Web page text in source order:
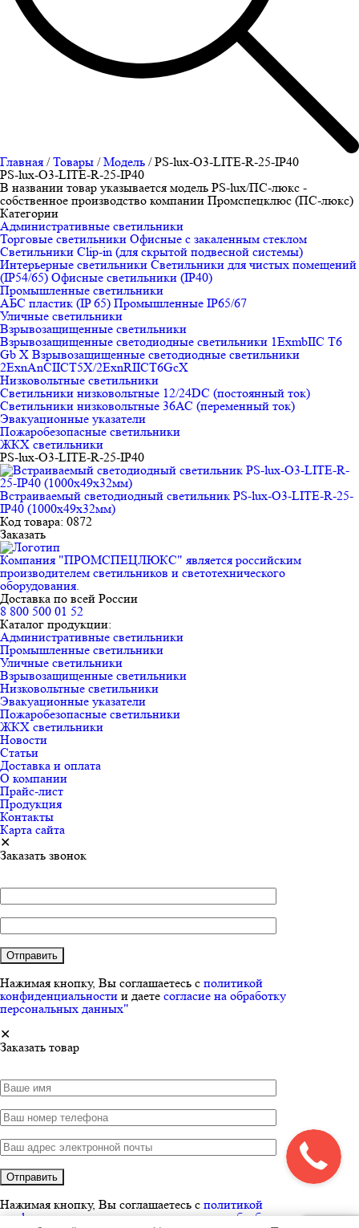
Главная /Товары /Модель /PS-lux-O3-LITE-R-25-IP40
PS-lux-O3-LITE-R-25-IP40
В названии товар указывается модель PS-lux/ПС-люкс -
собственное производство компании Промспецклюс (ПС-люкс)
Категории
Административные светильники
Торговые светильники Офисные с закаленным стеклом
Светильники Clip-in (для скрытой подвесной системы)
Интерьерные светильники Светильники для чистых помещений
(IP54/65) Офисные светильники (IP40)
Промышленные светильники
АБС пластик (IP 65) Промышленные IP65/67
Уличные светильники
Взрывозащищенные светильники
Взрывозащищенные светодиодные светильники 1ExmbIIC T6
Gb X Взрывозащищенные светодиодные светильники
2ЕхnAnCIICT5X/2ExnRIICT6GcX
Низковольтные светильники
Светильники низковольтные 12/24DC (постоянный ток)
Светильники низковольтные 36АС (переменный ток)
Эвакуационные указатели
Пожаробезопасные светильники
ЖКХ светильники
PS-lux-O3-LITE-R-25-IP40
Встраиваемый светодиодный светильник PS-lux-O3-LITE-R-25-
IP40 (1000x49x32мм)
Код товара: 0872
Заказать
Компания "ПРОМСПЕЦЛЮКС" является российским
производителем светильников и светотехнического
оборудования.
Доставка по всей России
8 800 500 01 52
Каталог продукции:
Административные светильники
Промышленные светильники
Уличные светильники
Взрывозащищенные светильники
Низковольтные светильники
Эвакуационные указатели
Пожаробезопасные светильники
ЖКХ светильники
Новости
Статьи
Доставка и оплата
О компании
Прайс-лист
Продукция
Контакты
Карта сайта
✕
Заказать звонок
Нажимая кнопку, Вы соглашаетесь с политикой
конфиденциальности и даете согласие на обработку
персональных данных"
✕
Заказать товар
Нажимая кнопку, Вы соглашаетесь с политикой
конфиденциальностии даетесогласие на обработку